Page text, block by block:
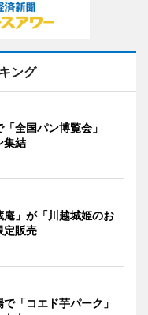
ング
「全国パン博覧会」
集結
庵」が「川越城姫のお
販売
「コエド芋パーク」